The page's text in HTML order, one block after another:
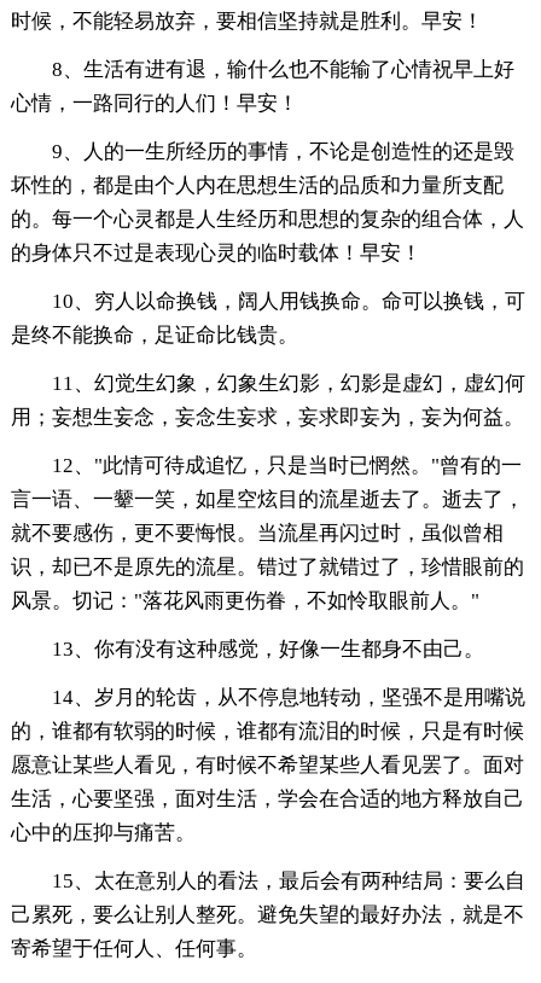
时候，不能轻易放弃，要相信坚持就是胜利。早安！
8、生活有进有退，输什么也不能输了心情祝早上好
心情，一路同行的人们！早安！
9、人的一生所经历的事情，不论是创造性的还是毁
坏性的，都是由个人内在思想生活的品质和力量所支配
的。每一个心灵都是人生经历和思想的复杂的组合体，人
的身体只不过是表现心灵的临时载体！早安！
10、穷人以命换钱，阔人用钱换命。命可以换钱，可
是终不能换命，足证命比钱贵。
11、幻觉生幻象，幻象生幻影，幻影是虚幻，虚幻何
用；妄想生妄念，妄念生妄求，妄求即妄为，妄为何益。
12、"此情可待成追忆，只是当时已惘然。"曾有的一
言一语、一颦一笑，如星空炫目的流星逝去了。逝去了，
就不要感伤，更不要悔恨。当流星再闪过时，虽似曾相
识，却已不是原先的流星。错过了就错过了，珍惜眼前的
风景。切记："落花风雨更伤眷，不如怜取眼前人。"
13、你有没有这种感觉，好像一生都身不由己。
14、岁月的轮齿，从不停息地转动，坚强不是用嘴说
的，谁都有软弱的时候，谁都有流泪的时候，只是有时候
愿意让某些人看见，有时候不希望某些人看见罢了。面对
生活，心要坚强，面对生活，学会在合适的地方释放自己
心中的压抑与痛苦。
15、太在意别人的看法，最后会有两种结局：要么自
己累死，要么让别人整死。避免失望的最好办法，就是不
寄希望于任何人、任何事。